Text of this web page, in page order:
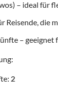
– ideal für
Reisende, die
– geeignet
2